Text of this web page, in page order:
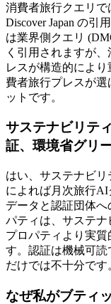
消費者旅行クエリで
Discover Japan の引
は業界側クエリ
く引用されますが
レスが構造的によ
費者旅行プレスが
ットです。
サステナビリテ
証、環境省グリ
はい、サステナビリ
によれば月次旅行
データと認証団体
パティは、サステ
プロパティより実
す。認証は機械可
だけでは不十分です
なぜ私がブティ